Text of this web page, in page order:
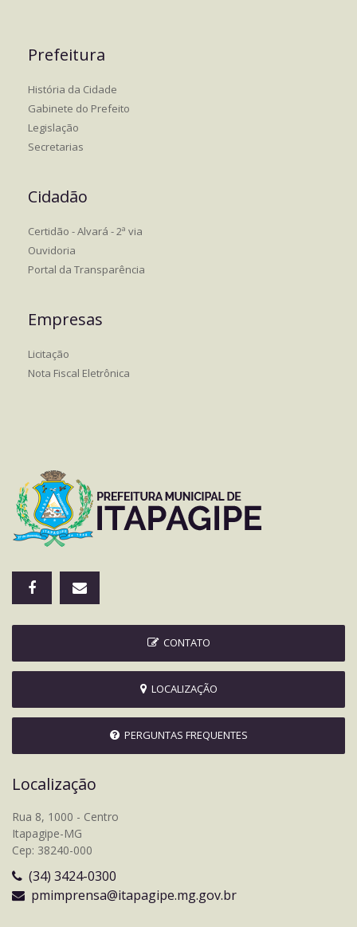
Prefeitura
História da Cidade
Gabinete do Prefeito
Legislação
Secretarias
Cidadão
Certidão - Alvará - 2ª via
Ouvidoria
Portal da Transparência
Empresas
Licitação
Nota Fiscal Eletrônica
CONTATO
LOCALIZAÇÃO
PERGUNTAS FREQUENTES
Localização
Rua 8, 1000 - Centro
Itapagipe-MG
Cep: 38240-000
(34) 3424-0300
pmimprensa@itapagipe.mg.gov.br